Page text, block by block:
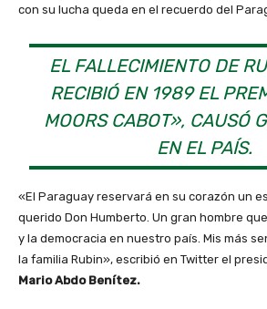
con su lucha queda en el recuerdo del
EL FALLECIMIENTO DE
RECIBIÓ EN 1989 EL
MOORS CABOT», CAUSÓ
EN EL PAÍS.
«El Paraguay reservará en su corazón un
querido Don Humberto. Un gran hombre
y la democracia en nuestro país. Mis más
la familia Rubin», escribió en Twitter el
Mario Abdo Benítez.